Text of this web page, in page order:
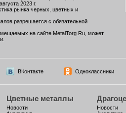
2023 г.
рынка черных, цветных и
разрешается с обязательной
на сайте MetalTorg.Ru, может
ВКонтакте Одноклассники
Цветные металлы
Новости
Новости